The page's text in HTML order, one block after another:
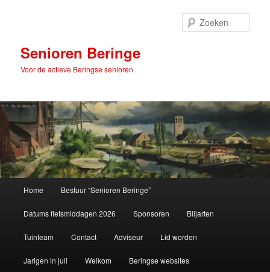
inhoudSenioren Beringe
Voor de actieve Beringse senioren
Home Bestuur “Senioren Beringe”
Datums fietsmiddagen 2026 Sponsoren Biljarten
Tuinteam Contact Adviseur Lid worden
Jarigen in juli Welkom Beringse websites